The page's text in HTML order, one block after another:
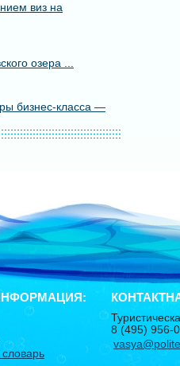
виз на
озера ...
бизнес-класса —
словарь
8 (495) 956-